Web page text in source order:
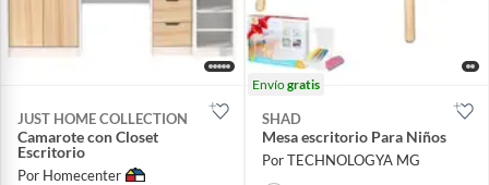
JUST HOME COLLECTION
Camarote con Closet
Escritorio
Por Homecenter
Envíogratis
SHAD
Mesa escritorio Para Niños
Por TECHNOLOGYA MG